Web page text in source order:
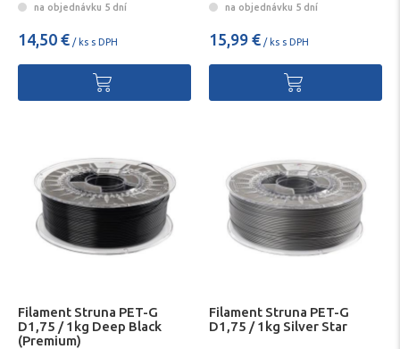
na objednávku 5 dní
14,50 € / ks s DPH
na objednávku 5 dní
15,99 € / ks s DPH
Filament Struna PET-G
D1,75 / 1kg Deep Black
(Premium)
Filament Struna PET-G
D1,75 / 1kg Silver Star